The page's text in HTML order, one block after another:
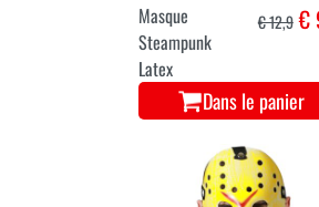
Masque
Steampunk
Latex
€ 12,9€
Dans le panier